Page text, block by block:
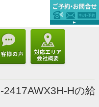
Hの給